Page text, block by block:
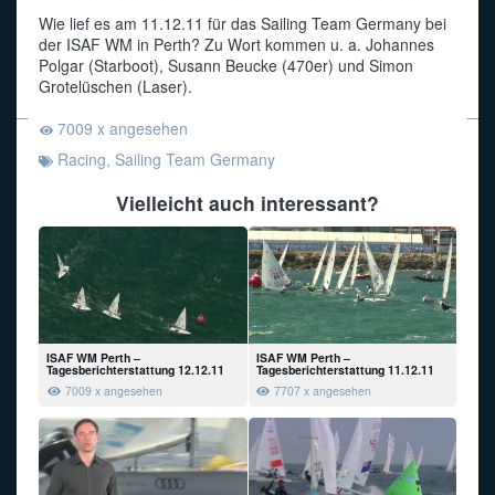
Wie lief es am 11.12.11 für das Sailing Team Germany bei
der ISAF WM in Perth? Zu Wort kommen u. a. Johannes
Polgar (Starboot), Susann Beucke (470er) und Simon
Grotelüschen (Laser).
7009 x angesehen
Racing, Sailing Team Germany
Vielleicht auch interessant?
ISAF WM Perth –
Tagesberichterstattung 12.12.11
7009 x angesehen
ISAF WM Perth –
Tagesberichterstattung 11.12.11
7707 x angesehen
Funkalphabet